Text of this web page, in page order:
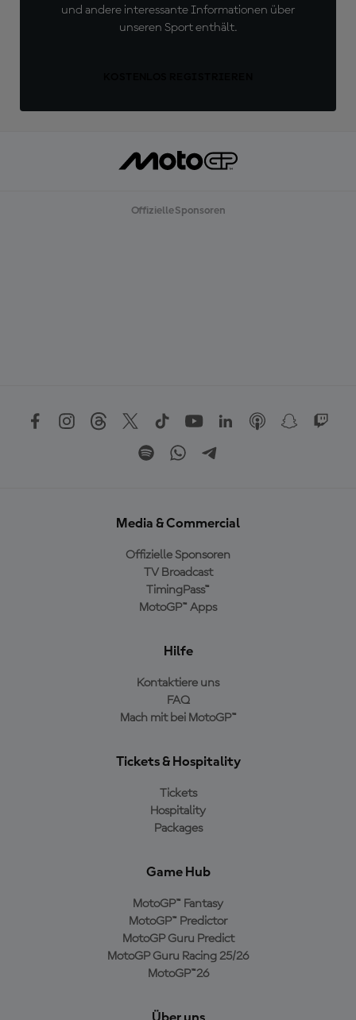
und andere interessante Informationen über
unseren Sport enthält.
Offizielle Sponsoren
Media & Commercial
Offizielle Sponsoren
TV Broadcast
TimingPass™
MotoGP™ Apps
Hilfe
Kontaktiere uns
FAQ
Mach mit bei MotoGP™
Tickets & Hospitality
Tickets
Hospitality
Packages
Game Hub
MotoGP™ Fantasy
MotoGP™ Predictor
MotoGP Guru Predict
MotoGP Guru Racing 25/26
MotoGP™26